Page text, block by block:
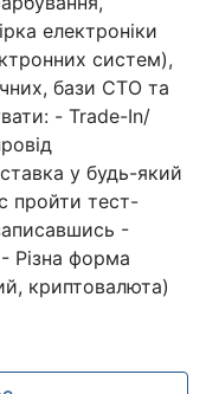
електроніки
систем),
бази СТО та
- Trade-In/
у будь-який
пройти тест-
-
- Різна форма
криптовалюта)